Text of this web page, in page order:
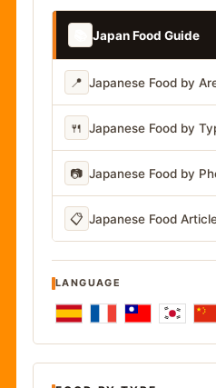
Japan Food Guide
📍 Japanese Food by
🍴 Japanese Food by
📷 Japanese Food by
📋 Japanese Food
LANGUAGE